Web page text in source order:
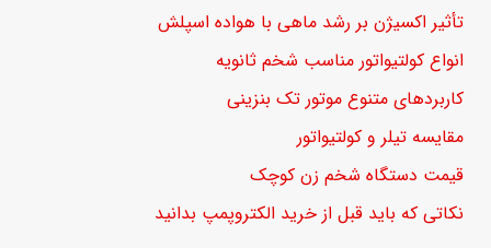
تأثیر اکسیژن بر رشد ماهی با هواده اسپلش
انواع کولتیواتور مناسب شخم ثانویه
کاربردهای متنوع موتور تک بنزینی
مقایسه تیلر و کولتیواتور
قیمت دستگاه شخم زن کوچک
نکاتی که باید قبل از خرید الکتروپمپ بدانید